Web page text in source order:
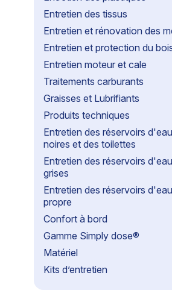
Entretien des tissus
Entretien et rénovation des
Entretien et protection du
Entretien moteur et cale
Traitements carburants
Graisses et Lubrifiants
Produits techniques
Entretien des réservoirs
noires et des toilettes
Entretien des réservoirs
grises
Entretien des réservoirs d'eau
propre
Confort à bord
Gamme Simply dose®
Matériel
Kits d’entretien